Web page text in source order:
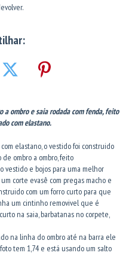
a ombro e saia rodada com fenda, feito
com elastano.
elastano, o vestido foi construido
ombro a ombro, feito
vestido e bojos para uma melhor
corte evasê com pregas macho e
com um forro curto para que
um cintinho removivel que é
na saia, barbatanas no corpete,
na linha do ombro até na barra ele
tem 1,74 e está usando um salto